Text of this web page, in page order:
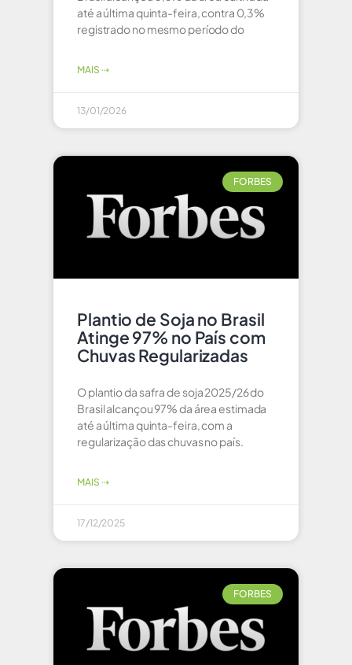
até a última quinta-feira, contra 0,3%
registrado no mesmo período do
MAIS ⇢
13/01/2026
FORBES
Plantio de Soja no Brasil
Atinge 97% no País com
Chuvas Regularizadas
O plantio da safra de soja 2025/26 do
Brasil alcançou 97% da área estimada
até a última quinta-feira, com a
regularização das chuvas no país.
MAIS ⇢
17/12/2025
FORBES